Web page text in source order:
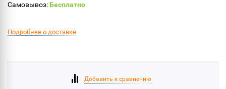
Самовывоз:Бесплатно
Подробнее о доставке
Добавить к сравнению